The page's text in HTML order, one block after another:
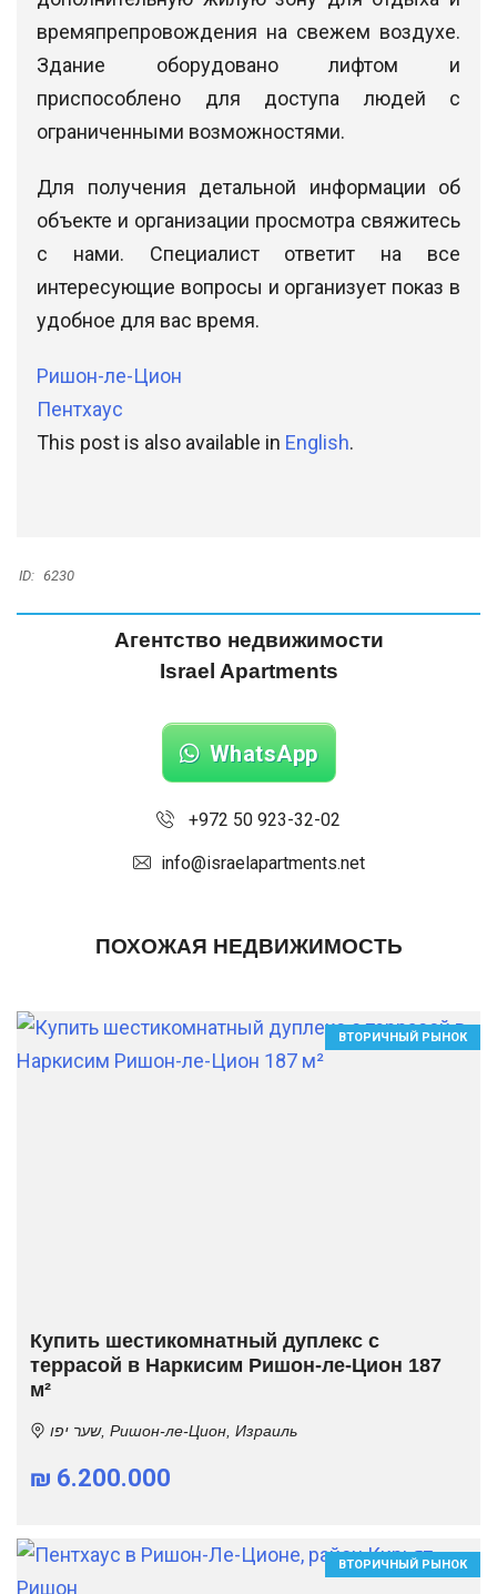
времяпрепровождения на свежем воздухе.
Здание оборудовано лифтом и
приспособлено для доступа людей с
ограниченными возможностями.
Для получения детальной информации об
объекте и организации просмотра свяжитесь
с нами. Специалист ответит на все
интересующие вопросы и организует показ в
удобное для вас время.
Ришон-ле-Цион
Пентхаус
This post is also available in English.
ID: 6230
Агентство недвижимости
Israel Apartments
WhatsApp
+972 50 923-32-02
info@israelapartments.net
ПОХОЖАЯ НЕДВИЖИМОСТЬ
ВТОРИЧНЫЙ РЫНОК
Купить шестикомнатный дуплекс с
террасой в Наркисим Ришон-ле-Цион 187
м²
שער יפו, Ришон-ле-Цион, Израиль
₪ 6.200.000
ВТОРИЧНЫЙ РЫНОК